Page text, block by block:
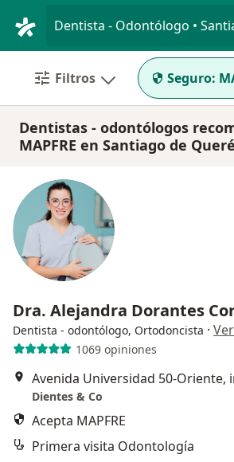
Filtros Seguro:
Dentistas - odontólogos
MAPFRE en Santiago de
Dra. Alejandra Dorantes
Dentista - odontólogo, Ortodoncista ·
1069 opiniones
Dientes & Co
Acepta MAPFRE
Primera visita Odontología